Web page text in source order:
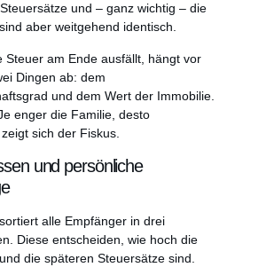
und – ganz wichtig – die
aber weitgehend identisch.
Steuer am Ende ausfällt, hängt vor
Dingen ab: dem
und dem Wert der Immobilie.
enger die Familie, desto
sich der Fiskus.
und persönliche
alle Empfänger in drei
Diese entscheiden, wie hoch die
die späteren Steuersätze sind.